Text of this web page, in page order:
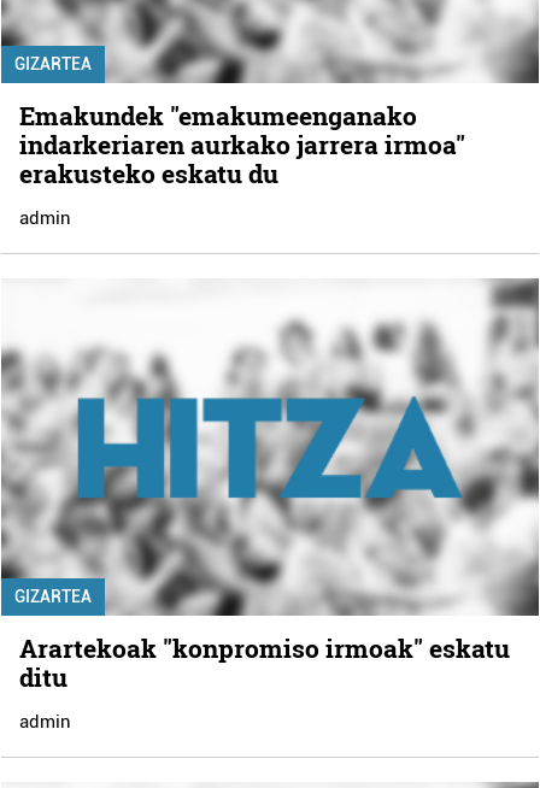
GIZARTEA
Emakundek "emakumeenganako
indarkeriaren aurkako jarrera irmoa"
erakusteko eskatu du
admin
GIZARTEA
Arartekoak "konpromiso irmoak" eskatu
ditu
admin